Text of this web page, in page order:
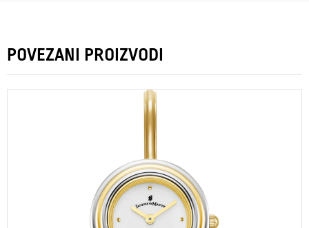
POVEZANI PROIZVODI